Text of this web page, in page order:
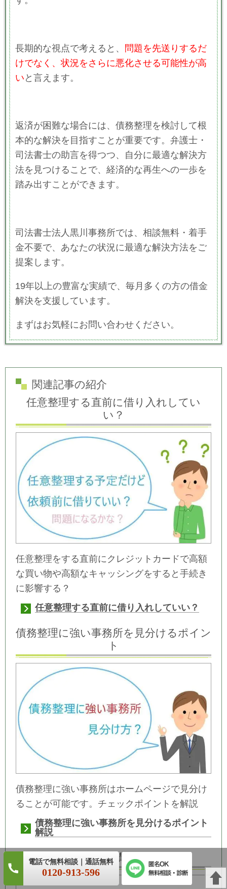
0120-913-596
長期的な視点で考えると、 問題を先送りするだ
けでなく、状況をさらに悪化させる可能性が高
いと言えます。
返済が困難な場合には、債務整理を検討して根
本的な解決を目指すことが重要です。弁護士・
司法書士の助言を得つつ、自分に最適な解決方
法を見つけることで、経済的な再生への一歩を
踏み出すことができます。
司法書士法人黒川事務所では、相談無料・着手
金不要で、あなたの状況に最適な解決方法をご
提案します。
19年以上の豊富な実績で、毎月多くの方の借金
解決を支援しています。
まずはお気軽にお問い合わせください。
関連記事の紹介
任意整理する直前に借り入れしてい
い？
任意整理をする直前にクレジットカードで高額
な買い物や高額なキャッシングをすると手続き
に影響する？
任意整理する直前に借り入れしていい？
債務整理に強い事務所を見分けるポイン
ト
債務整理に強い事務所はホームページで見分け
ることが可能です。チェックポイントを解説
債務整理に強い事務所を見分けるポイント
解説
金額別で考える債務整理の方法